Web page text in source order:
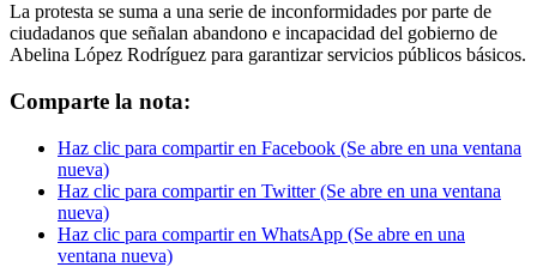
La protesta se suma a una serie de inconformidades por parte de
ciudadanos que señalan abandono e incapacidad del gobierno de
Abelina López Rodríguez para garantizar servicios públicos básicos.
Comparte la nota:
Haz clic para compartir en Facebook (Se abre en una ventana
nueva)
Haz clic para compartir en Twitter (Se abre en una ventana
nueva)
Haz clic para compartir en WhatsApp (Se abre en una
ventana nueva)